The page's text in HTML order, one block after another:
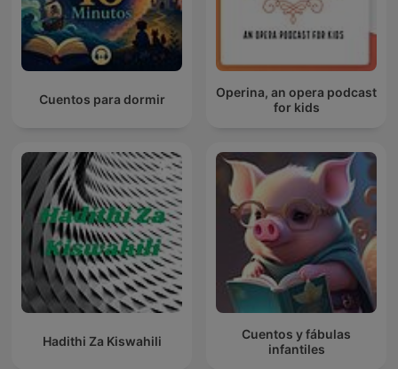
Cuentos para dormir
Operina, an opera podcast
for kids
Hadithi Za Kiswahili
Cuentos y fábulas
infantiles